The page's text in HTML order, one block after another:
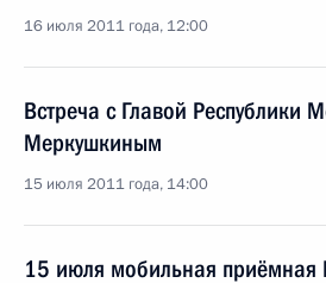
16 июля 2011 года, 12:00
Встреча с Главой Республики
Меркушкиным
15 июля 2011 года, 14:00
15 июля мобильная приёмная